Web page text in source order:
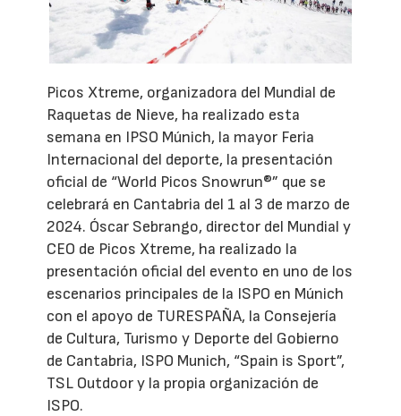
Picos Xtreme, organizadora del Mundial de
Raquetas de Nieve, ha realizado esta
semana en IPSO Múnich, la mayor Feria
Internacional del deporte, la presentación
oficial de “World Picos Snowrun®” que se
celebrará en Cantabria del 1 al 3 de marzo de
2024. Óscar Sebrango, director del Mundial y
CEO de Picos Xtreme, ha realizado la
presentación oficial del evento en uno de los
escenarios principales de la ISPO en Múnich
con el apoyo de TURESPAÑA, la Consejería
de Cultura, Turismo y Deporte del Gobierno
de Cantabria, ISPO Munich, “Spain is Sport”,
TSL Outdoor y la propia organización de
ISPO.